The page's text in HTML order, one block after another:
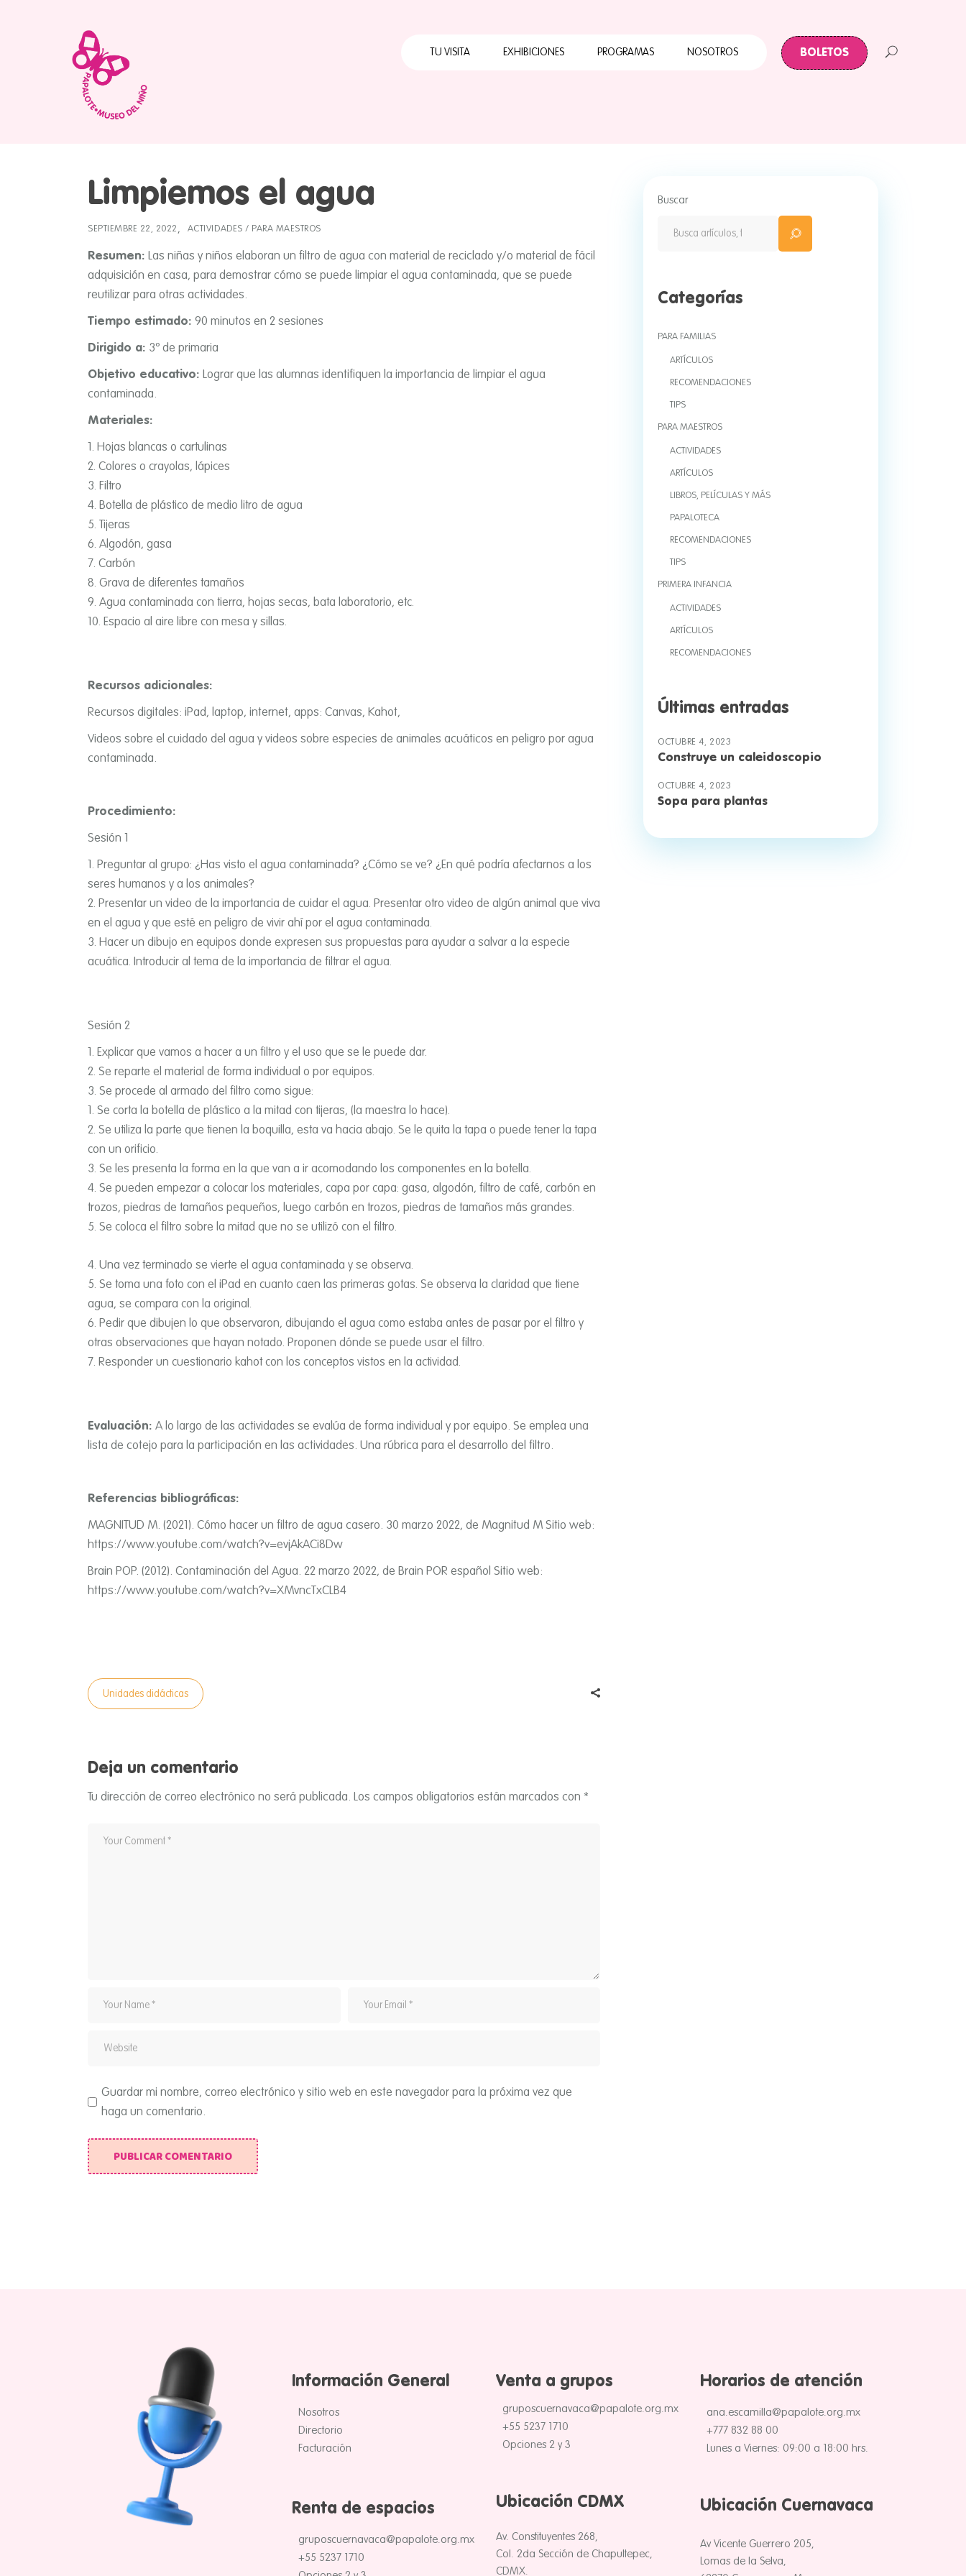
TU VISITA
escolar
Preguntas
EXHIBICIONES PROGRAMAS NOSOTROS BOLETOS
Qué hacer
Papalote para todos
Limpiemos el agua
SEPTIEMBRE 22, 2022 ACTIVIDADES / PARA MAESTROS
Resumen: Las niñas y niños elaboran un filtro de agua con material de reciclado y/o material de fácil
adquisición en casa, para demostrar cómo se puede limpiar el agua contaminada, que se puede
reutilizar para otras actividades.
Tiempo estimado: 90 minutos en 2 sesiones
Dirigido a: 3º de primaria
Objetivo educativo: Lograr que las alumnas identifiquen la importancia de limpiar el agua
contaminada.
Materiales:
Hojas blancas o cartulinas
Colores o crayolas, lápices
Filtro
Botella de plástico de medio litro de agua
Tijeras
Algodón, gasa
Carbón
Grava de diferentes tamaños
Agua contaminada con tierra, hojas secas, bata laboratorio, etc.
Espacio al aire libre con mesa y sillas.
Recursos adicionales:
Recursos digitales: iPad, laptop, internet, apps: Canvas, Kahot,
Videos sobre el cuidado del agua y videos sobre especies de animales acuáticos en peligro por agua
contaminada.
Procedimiento:
Sesión 1
Preguntar al grupo: ¿Has visto el agua contaminada? ¿Cómo se ve? ¿En qué podrí­a afectarnos a los
seres humanos y a los animales?
Presentar un video de la importancia de cuidar el agua. Presentar otro video de algún animal que viva
en el agua y que esté en peligro de vivir ahí­ por el agua contaminada.
Hacer un dibujo en equipos donde expresen sus propuestas para ayudar a salvar a la especie
acuática. Introducir al tema de la importancia de filtrar el agua.
Sesión 2
Explicar que vamos a hacer a un filtro y el uso que se le puede dar.
Se reparte el material de forma individual o por equipos.
Se procede al armado del filtro como sigue:
Se corta la botella de plástico a la mitad con tijeras, (la maestra lo hace).
Se utiliza la parte que tienen la boquilla, esta va hacia abajo. Se le quita la tapa o puede tener la tapa
con un orificio.
Se les presenta la forma en la que van a ir acomodando los componentes en la botella.
Se pueden empezar a colocar los materiales, capa por capa: gasa, algodón, filtro de café, carbón en
trozos, piedras de tamaños pequeños, luego carbón en trozos, piedras de tamaños más grandes.
Se coloca el filtro sobre la mitad que no se utilizó con el filtro.
Una vez terminado se vierte el agua contaminada y se observa.
Se toma una foto con el iPad en cuanto caen las primeras gotas. Se observa la claridad que tiene
agua, se compara con la original.
Pedir que dibujen lo que observaron, dibujando el agua como estaba antes de pasar por el filtro y
otras observaciones que hayan notado. Proponen dónde se puede usar el filtro.
Responder un cuestionario kahot con los conceptos vistos en la actividad.
Evaluación: A lo largo de las actividades se evalúa de forma individual y por equipo. Se emplea una
lista de cotejo para la participación en las actividades. Una rúbrica para el desarrollo del filtro.
Referencias bibliográficas:
MAGNITUD M. (2021). Cómo hacer un filtro de agua casero. 30 marzo 2022, de Magnitud M Sitio web:
https://www.youtube.com/watch?v=evjAkACi8Dw
Brain POP. (2012). Contaminación del Agua. 22 marzo 2022, de Brain POR español Sitio web:
https://www.youtube.com/watch?v=XMvncTxCLB4
Unidades didácticas
Deja un comentario
Tu dirección de correo electrónico no será publicada. Los campos obligatorios están marcados con *
Guardar mi nombre, correo electrónico y sitio web en este navegador para la próxima vez que
haga un comentario.
PUBLICAR COMENTARIO
Buscar
Categorías
PARA FAMILIAS
ARTÍCULOS
RECOMENDACIONES
TIPS
PARA MAESTROS
ACTIVIDADES
ARTÍCULOS
LIBROS, PELÍCULAS Y MÁS
PAPALOTECA
RECOMENDACIONES
TIPS
PRIMERA INFANCIA
ACTIVIDADES
ARTÍCULOS
RECOMENDACIONES
Últimas entradas
OCTUBRE 4, 2023
Construye un caleidoscopio
OCTUBRE 4, 2023
Sopa para plantas
Información General
Nosotros
Directorio
Facturación
Renta de espacios
gruposcuernavaca@papalote.org.mx
+55 5237 1710
Venta a grupos
gruposcuernavaca@papalote.org.mx
+55 5237 1710
Opciones 2 y 3
Ubicación CDMX
Av. Constituyentes 268,
Col. 2da Sección de Chapultepec,
CDMX.
Horarios de atención
ana.escamilla@papalote.org.mx
+777 832 88 00
Lunes a Viernes: 09:00 a 18:00 hrs.
Ubicación Cuernavaca
Av Vicente Guerrero 205,
Lomas de la Selva,